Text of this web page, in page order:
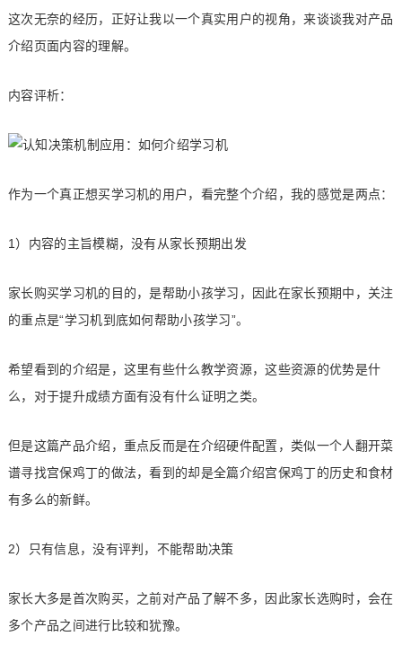
这次无奈的经历，正好让我以一个真实用户的视角，来谈谈我对产品
介绍页面内容的理解。
内容评析：
作为一个真正想买学习机的用户，看完整个介绍，我的感觉是两点：
1）内容的主旨模糊，没有从家长预期出发
家长购买学习机的目的，是帮助小孩学习，因此在家长预期中，关注
的重点是“学习机到底如何帮助小孩学习”。
希望看到的介绍是，这里有些什么教学资源，这些资源的优势是什
么，对于提升成绩方面有没有什么证明之类。
但是这篇产品介绍，重点反而是在介绍硬件配置，类似一个人翻开菜
谱寻找宫保鸡丁的做法，看到的却是全篇介绍宫保鸡丁的历史和食材
有多么的新鲜。
2）只有信息，没有评判，不能帮助决策
家长大多是首次购买，之前对产品了解不多，因此家长选购时，会在
多个产品之间进行比较和犹豫。